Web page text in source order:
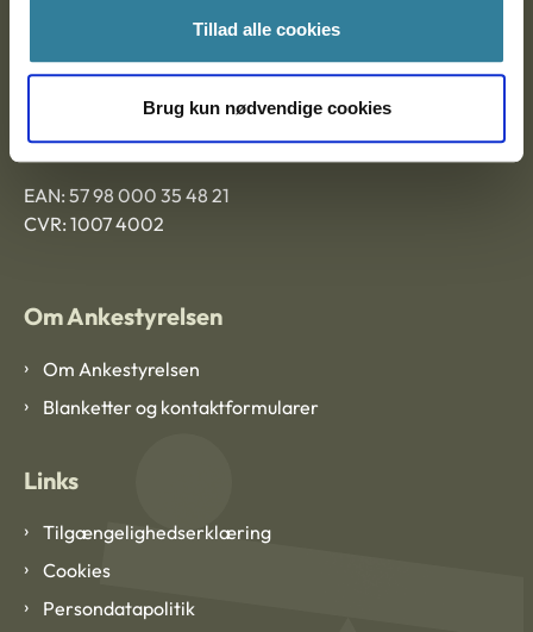
Tillad alle cookies
Brug kun nødvendige cookies
Ankestyrelsen Aalborg
Ankestyrelsen København
EAN: 57 98 000 35 48 21
CVR: 1007 4002
Om Ankestyrelsen
Om Ankestyrelsen
Blanketter og kontaktformularer
Links
Tilgængelighedserklæring
Cookies
Persondatapolitik